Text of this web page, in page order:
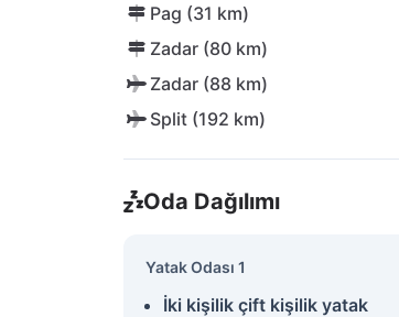
Pag (31 km)
Zadar (80 km)
Zadar (88 km)
Split (192 km)
Oda Dağılımı
Yatak Odası 1
İki kişilik çift kişilik yatak